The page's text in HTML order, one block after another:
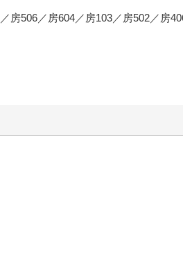
房506／房604／房103／房502／房